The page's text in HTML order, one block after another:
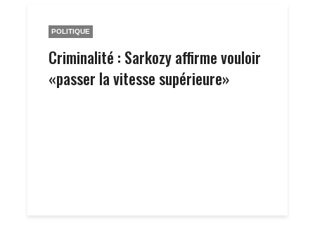
POLITIQUE
Criminalité : Sarkozy affirme vouloir
«passer la vitesse supérieure»